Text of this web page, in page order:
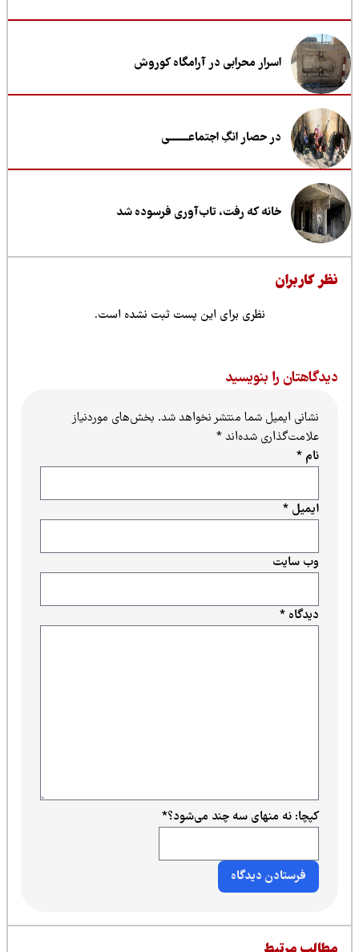
اسرار محرابی در آرامگاه کوروش
در حصار انگِ اجتماعــــــــی
خانه که رفت، تاب‌آوری فرسوده شد
کاربران
نظری برای این پست ثبت نشده است.
را بنویسید
نشانی ایمیل شما منتشر نخواهد شد.بخش‌های موردنیاز
علامت‌گذاری شده‌اند*
دیدگاه*
ایمیل*
وب‌ سایت
کپچا: نه منهای سه چند می‌شود؟*